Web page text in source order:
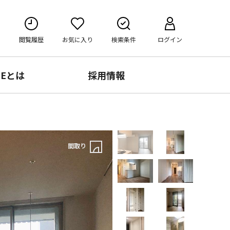
閲覧履歴 お気に入り 検索条件 ログイン
とは 採用情報
間取り